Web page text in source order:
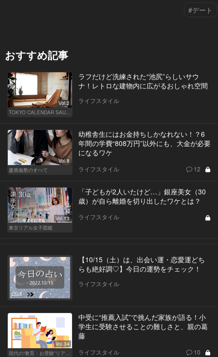
#デート
おすすめ記事
Vol.2
TOKYO CALENDAR SAUNA CLUB ― トウカレ サウナクラブ ―
ラフだけど洗練された“池尻”らしいサウ
ナ！レトロな建物内に広がるおしゃれ空間
ライフスタイル
Vol.8
慶應義塾のすべて
幼稚舎生にはお金持ちしかなれない！？6
年間の学費“808万円”以外にも、大金が必要
になるワケ
ライフスタイル 12
Vol.13
東京リアル女子図鑑
「子どもが2人いたけど…」銀座美女（30
歳）が自ら離婚を切り出したワケとは？
ライフスタイル
【10/15（土）は、出会い運・恋愛運どち
らも絶好調♡】今日の運勢をチェック！
ライフスタイル
Vol.34
現代の“教育・お受験”リアルドキュメント
中受に“推薦入試”で挑んだ家族が語る！小
学生に受験させることの難しさと、親の葛
藤
ライフスタイル 10